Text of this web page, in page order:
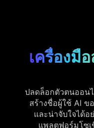
เครื่องมื
ปลดล็อกตัวตนออน
สร้างชื่อผู้ใช้ AI ข
และน่าจับใจได้อ
แพลตฟอร์มโซ